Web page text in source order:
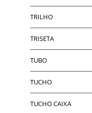
TRILHO
TRISETA
TUBO
TUCHO
TUCHO CAIXA